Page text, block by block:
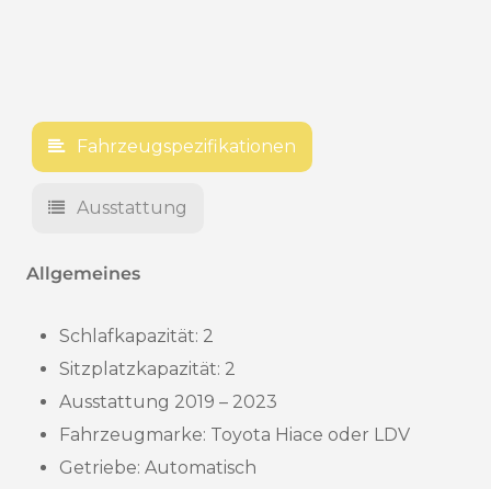
Fahrzeugspezifikationen
Ausstattung
Allgemeines
Schlafkapazität: 2
Sitzplatzkapazität: 2
Ausstattung 2019 – 2023
Fahrzeugmarke: Toyota Hiace oder LDV
Getriebe: Automatisch